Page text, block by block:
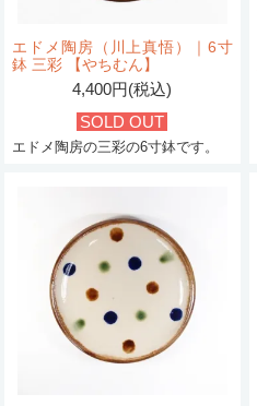
エドメ陶房（川上真悟）｜6寸
鉢 三彩 【やちむん】
4,400円(税込)
SOLD OUT
エドメ陶房の三彩の6寸鉢です。